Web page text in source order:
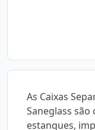
As Caixas
Saneglass são
estanques,